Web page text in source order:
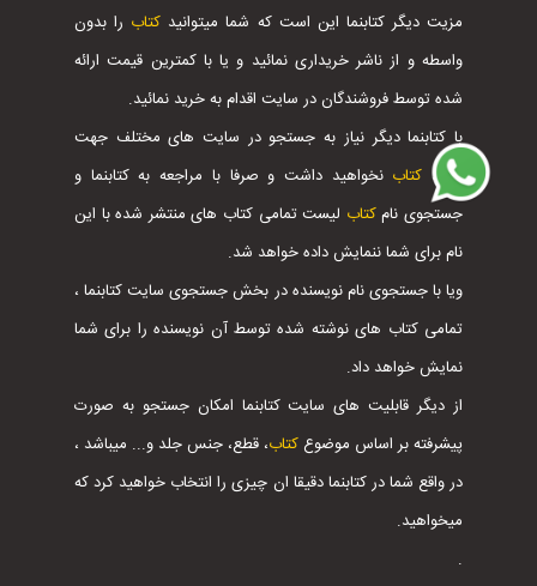
مزیت دیگر کتابنما این است که شما میتوانید کتاب را بدون
واسطه و از ناشر خریداری نمائید و یا با کمترین قیمت ارائه
شده توسط فروشندگان در سایت اقدام به خرید نمائید.
با کتابنما دیگر نیاز به جستجو در سایت های مختلف جهت
خرید کتابنخواهید داشت و صرفا با مراجعه به کتابنما و
جستجوی نامکتاب لیست تمامی کتاب های منتشر شده با این
نام برای شما ننمایش داده خواهد شد.
ویا با جستجوی نام نویسنده در بخش جستجوی سایت کتابنما ،
تمامی کتاب های نوشته شده توسط آن نویسنده را برای شما
نمایش خواهد داد.
از دیگر قابلیت های سایت کتابنما امکان جستجو به صورت
پیشرفته بر اساس موضوع کتاب، قطع، جنس جلد و... میباشد ،
در واقع شما در کتابنما دقیقا ان چیزی را انتخاب خواهید کرد که
میخواهید.
.